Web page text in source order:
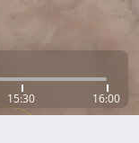
15:30 16:00